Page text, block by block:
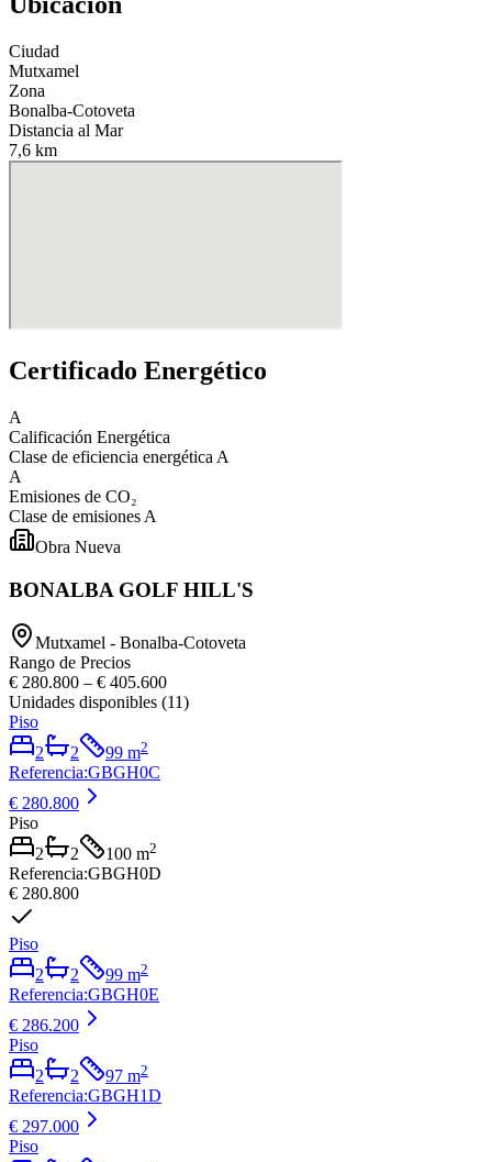
Ciudad
Mutxamel
Zona
Bonalba-Cotoveta
Distancia al Mar
7,6 km
Certificado Energético
A
Calificación Energética
Clase de eficiencia energética A
A
Emisiones de CO₂
Clase de emisiones A
Obra Nueva
BONALBA GOLF HILL'S
Mutxamel - Bonalba-Cotoveta
Rango de Precios
€ 280.800 – € 405.600
Unidades disponibles (11)
Piso
2
2 99 m2
Referencia:GBGH0C
€ 280.800
Piso
2
2 100 m2
Referencia:GBGH0D
€ 280.800
Piso
2
2 99 m2
Referencia:GBGH0E
€ 286.200
Piso
2
2 97 m2
Referencia:GBGH1D
€ 297.000
Piso